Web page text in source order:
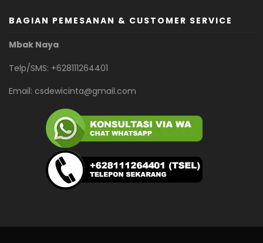
BAGIAN PEMESANAN & CUSTOMER SERVICE
Mbak Naya
Telp/SMS: +628111264401
Email: csdewicinta@gmail.com